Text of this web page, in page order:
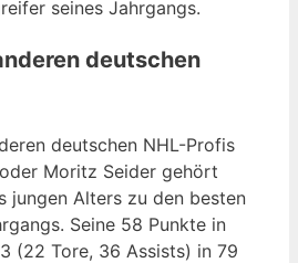
seines Jahrgangs.
deutschen
deutschen NHL-Profis
Moritz Seider gehört
jungen Alters zu den besten
Seine 58 Punkte in
(22 Tore, 36 Assists) in 79